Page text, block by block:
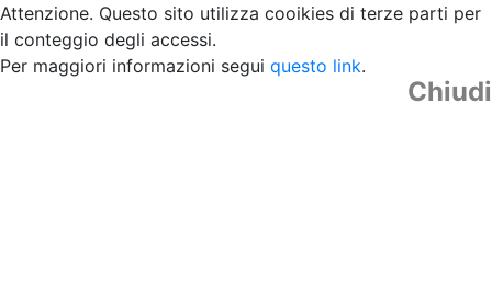
Attenzione. Questo sito utilizza cooikies di terze parti per
il conteggio degli accessi.
Per maggiori informazioni segui questo link.
Chiudi